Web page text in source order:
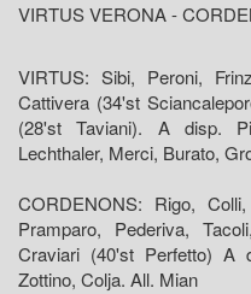
VIRTUS VERONA -
VIRTUS: Sibi, Peroni,
Cattivera (34'st
(28'st Taviani). A disp.
Lechthaler, Merci, Burato,
CORDENONS: Rigo,
Pramparo, Pederiva,
Craviari (40'st Perfetto) A
Zottino, Colja. All. Mian